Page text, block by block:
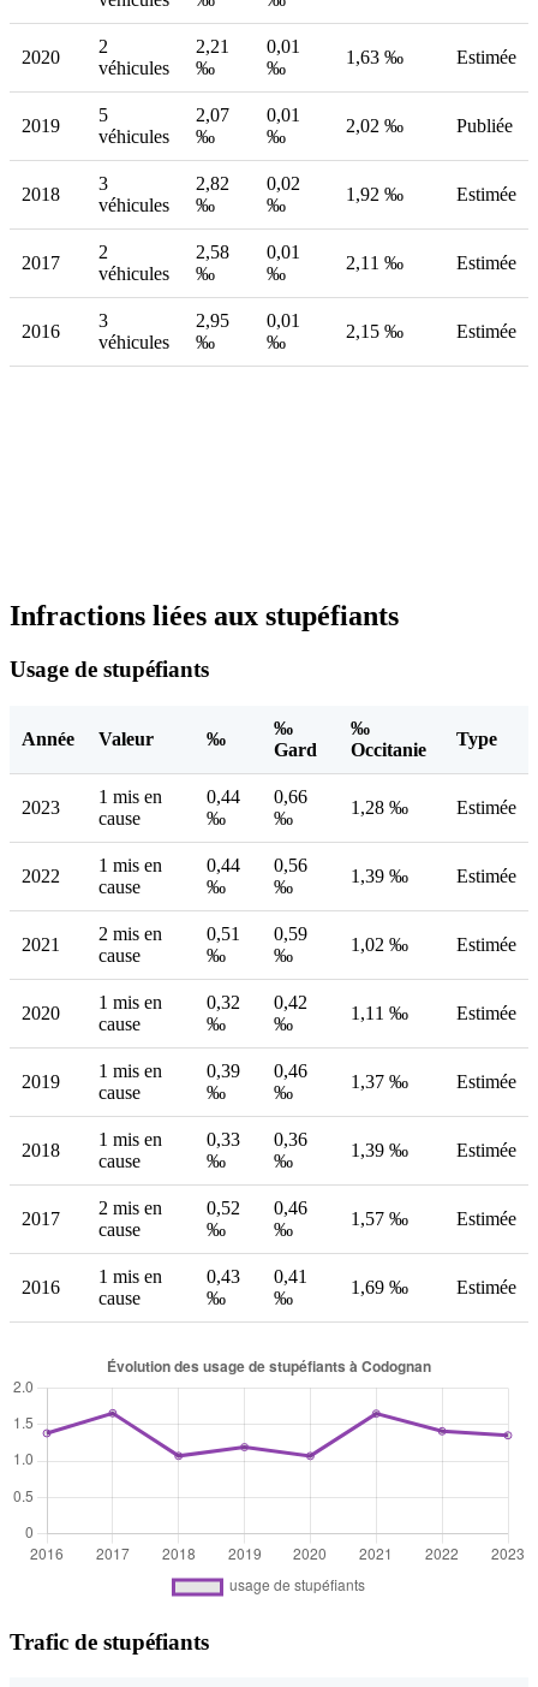
2020
2
véhicules
2,21
‰
0,01
‰
1,63 ‰ Estimée
2019
5
véhicules
2,07
‰
0,01
‰
2,02 ‰ Publiée
2018
3
véhicules
2,82
‰
0,02
‰
1,92 ‰ Estimée
2017
2
véhicules
2,58
‰
0,01
‰
2,11 ‰ Estimée
2016
3
véhicules
2,95
‰
0,01
‰
2,15 ‰ Estimée
Infractions liées aux stupéfiants
Usage de stupéfiants
Année Valeur ‰
‰
Gard
‰
Occitanie
Type
2023
1 mis en
cause
0,44
‰
0,66
‰
1,28 ‰ Estimée
2022
1 mis en
cause
0,44
‰
0,56
‰
1,39 ‰ Estimée
2021
2 mis en
cause
0,51
‰
0,59
‰
1,02 ‰ Estimée
2020
1 mis en
cause
0,32
‰
0,42
‰
1,11 ‰ Estimée
2019
1 mis en
cause
0,39
‰
0,46
‰
1,37 ‰ Estimée
2018
1 mis en
cause
0,33
‰
0,36
‰
1,39 ‰ Estimée
2017
2 mis en
cause
0,52
‰
0,46
‰
1,57 ‰ Estimée
2016
1 mis en
cause
0,43
‰
0,41
‰
1,69 ‰ Estimée
Trafic de stupéfiants